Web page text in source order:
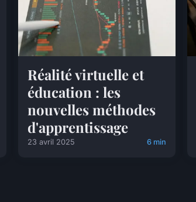
Réalité virtuelle et
éducation : les
nouvelles méthodes
d'apprentissage
23 avril 2025 6 min